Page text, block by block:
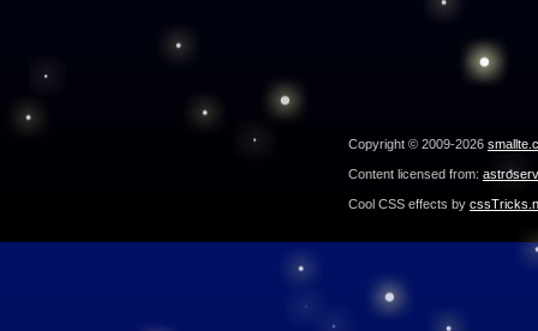
Copyright © 2009-2026
Content licensed from:
Cool CSS effects by